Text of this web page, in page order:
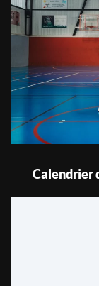
Calendrier